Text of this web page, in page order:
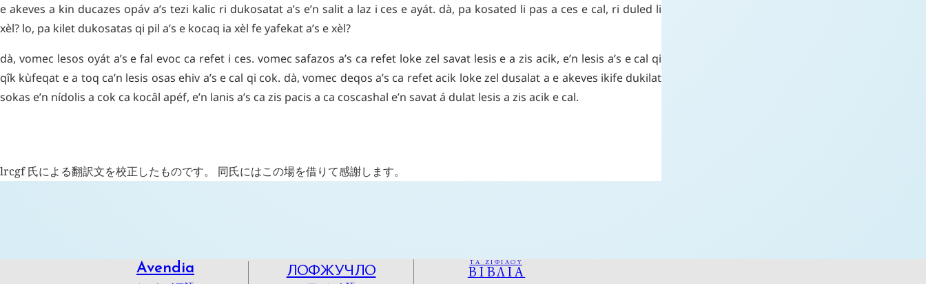
e akeves a kin ducazes opáv a’s tezi kalic ri dukosatat a’s e’n salit a laz i ces e ayát. dà, pa kosated li pas a ces e cal, ri duled li
xèl? lo, pa kilet dukosatas qi pil a’s e kocaq ia xèl feyafekata’s exèl?
dà, vomec lesos oyát a’s e fal evoc ca refet i ces. vomec safazos a’s ca refet loke zel savat lesis e a zis acik, e’n lesis a’s e cal qi
qîk kùfeqat e a toq ca’n lesis osas ehiv a’s e cal qi cok. dà,vomec deqos a’s ca refet acik loke zel dusalat a e akeves ikife dukilat
sokas e’n nídolis a cok ca kocâl apéf, e’n lanis a’s ca zis pacis a ca coscashal e’n savatá dulat lesis a zis acik e cal.
lrcgf 氏による翻訳文を校正したものです。 同氏にはこの場を借りて感謝します。
Avendia ЛОФЖУЧЛО ΤΑ ΖΙΦΙΛΟΥ
ΒΙΒΛΙΑ